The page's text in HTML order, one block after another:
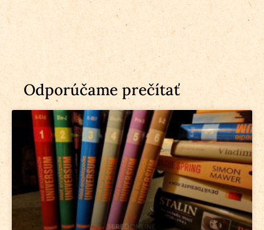
Odporúčame prečítať